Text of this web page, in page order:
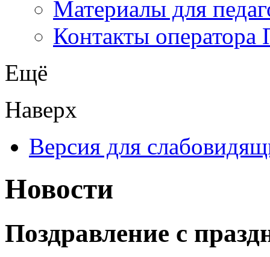
Материалы для
Контакты оператора
Ещё
Наверх
Версия для
Новости
Поздравление с